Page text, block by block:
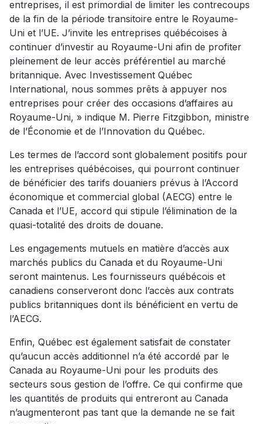
entreprises, il est primordial de limiter les contrecoups
de la fin de la période transitoire entre le Royaume-
Uni et l’UE. J’invite les entreprises québécoises à
continuer d’investir au Royaume-Uni afin de profiter
pleinement de leur accès préférentiel au marché
britannique. Avec Investissement Québec
International, nous sommes prêts à appuyer nos
entreprises pour créer des occasions d’affaires au
Royaume-Uni, » indique M. Pierre Fitzgibbon, ministre
de l’Économie et de l’Innovation du Québec.
Les termes de l’accord sont globalement positifs pour
les entreprises québécoises, qui pourront continuer
de bénéficier des tarifs douaniers prévus à l’Accord
économique et commercial global (AECG) entre le
Canada et l’UE, accord qui stipule l’élimination de la
quasi-totalité des droits de douane.
Les engagements mutuels en matière d’accès aux
marchés publics du Canada et du Royaume-Uni
seront maintenus. Les fournisseurs québécois et
canadiens conserveront donc l’accès aux contrats
publics britanniques dont ils bénéficient en vertu de
l’AECG.
Enfin, Québec est également satisfait de constater
qu’aucun accès additionnel n’a été accordé par le
Canada au Royaume-Uni pour les produits des
secteurs sous gestion de l’offre. Ce qui confirme que
les quantités de produits qui entreront au Canada
n’augmenteront pas tant que la demande ne se fait